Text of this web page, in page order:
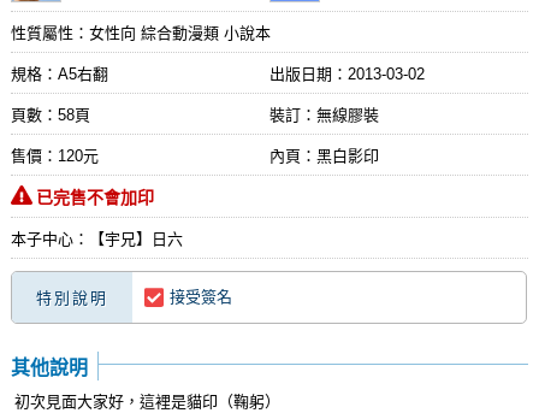
性質屬性：女性向 綜合動漫類 小說本
規格：A5右翻 出版日期： 2013-03-02
頁數：58頁 裝訂：無線膠裝
售價：120元 內頁：黑白影印
已完售不會加印
本子中心：【宇兄】日六
特別說明 接受簽名
其他說明
初次見面大家好，這裡是貓印（鞠躬）